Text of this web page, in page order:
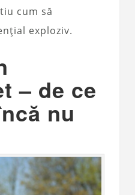
cum să
exploziv.
– de ce
nu